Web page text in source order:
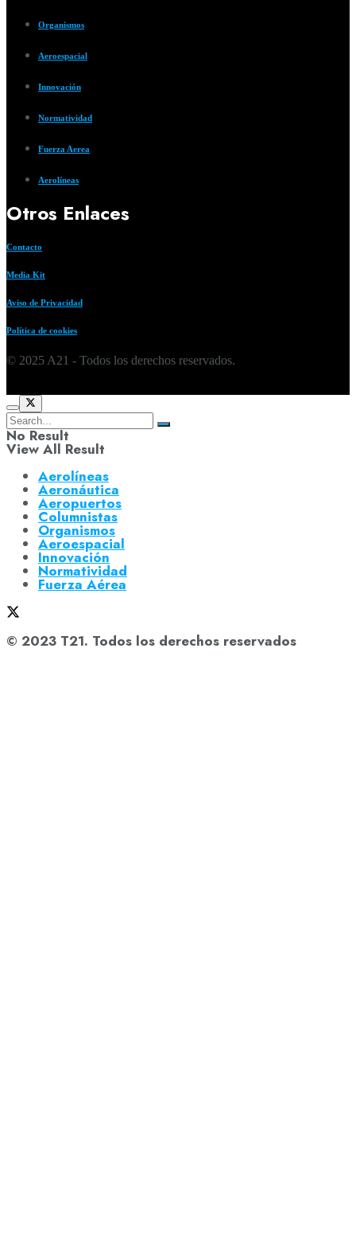
Organismos
Aeroespacial
Innovación
Normatividad
Fuerza Aerea
Aerolíneas
Otros Enlaces
Contacto
Media Kit
Aviso de Privacidad
Política de cookies
© 2025 A21 - Todos los derechos reservados.
No Result
View All Result
Aerolíneas
Aeronáutica
Aeropuertos
Columnistas
Organismos
Aeroespacial
Innovación
Normatividad
Fuerza Aérea
© 2023 T21. Todos los derechos reservados